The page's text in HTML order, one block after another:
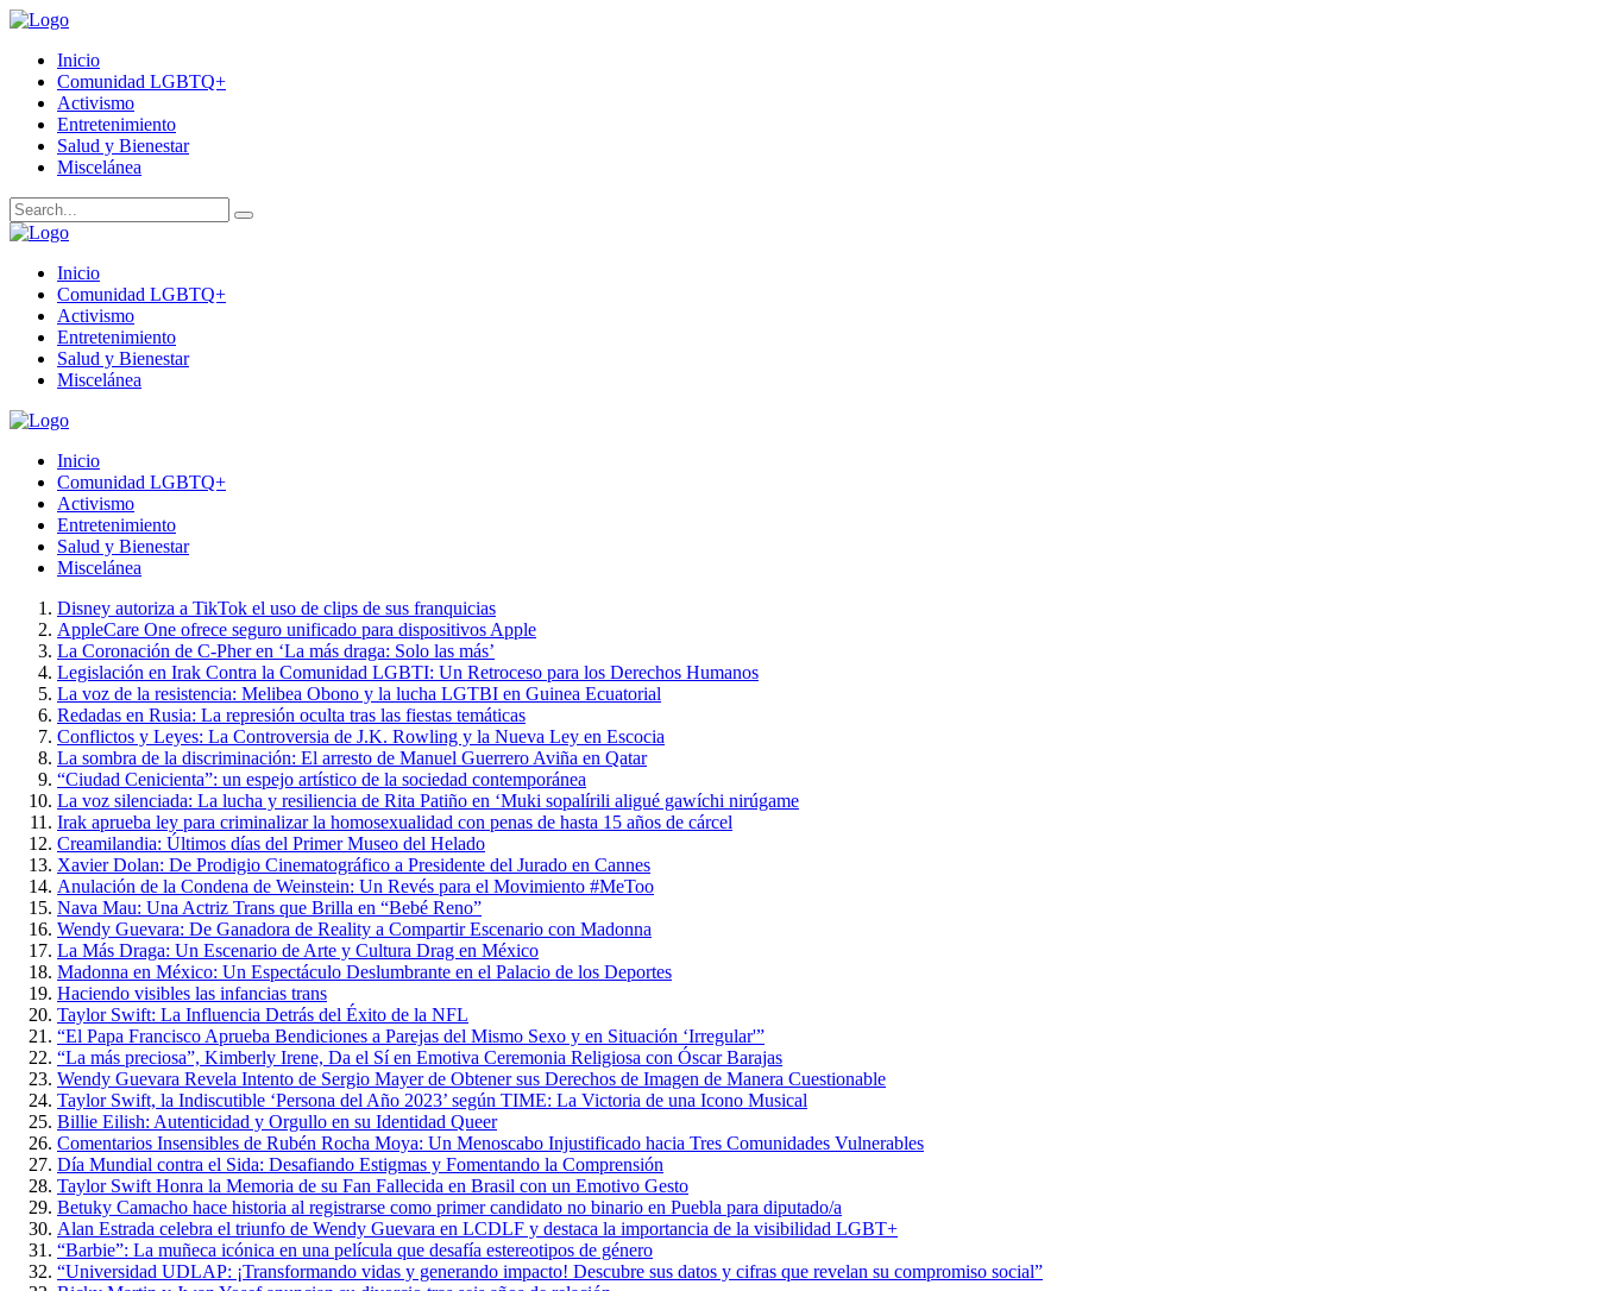
Inicio
Comunidad LGBTQ+
Activismo
Entretenimiento
Salud y Bienestar
Miscelánea
Inicio
Comunidad LGBTQ+
Activismo
Entretenimiento
Salud y Bienestar
Miscelánea
Inicio
Comunidad LGBTQ+
Activismo
Entretenimiento
Salud y Bienestar
Miscelánea
Disney autoriza a TikTok el uso de clips de sus franquicias
AppleCare One ofrece seguro unificado para dispositivos Apple
La Coronación de C-Pher en ‘La más draga: Solo las más’
Legislación en Irak Contra la Comunidad LGBTI: Un Retroceso para los Derechos Humanos
La voz de la resistencia: Melibea Obono y la lucha LGTBI en Guinea Ecuatorial
Redadas en Rusia: La represión oculta tras las fiestas temáticas
Conflictos y Leyes: La Controversia de J.K. Rowling y la Nueva Ley en Escocia
La sombra de la discriminación: El arresto de Manuel Guerrero Aviña en Qatar
“Ciudad Cenicienta”: un espejo artístico de la sociedad contemporánea
La voz silenciada: La lucha y resiliencia de Rita Patiño en ‘Muki sopalírili aligué gawíchi nirúgame
Irak aprueba ley para criminalizar la homosexualidad con penas de hasta 15 años de cárcel
Creamilandia: Últimos días del Primer Museo del Helado
Xavier Dolan: De Prodigio Cinematográfico a Presidente del Jurado en Cannes
Anulación de la Condena de Weinstein: Un Revés para el Movimiento #MeToo
Nava Mau: Una Actriz Trans que Brilla en “Bebé Reno”
Wendy Guevara: De Ganadora de Reality a Compartir Escenario con Madonna
La Más Draga: Un Escenario de Arte y Cultura Drag en México
Madonna en México: Un Espectáculo Deslumbrante en el Palacio de los Deportes
Haciendo visibles las infancias trans
Taylor Swift: La Influencia Detrás del Éxito de la NFL
“El Papa Francisco Aprueba Bendiciones a Parejas del Mismo Sexo y en Situación ‘Irregular'”
“La más preciosa”, Kimberly Irene, Da el Sí en Emotiva Ceremonia Religiosa con Óscar Barajas
Wendy Guevara Revela Intento de Sergio Mayer de Obtener sus Derechos de Imagen de Manera Cuestionable
Taylor Swift, la Indiscutible ‘Persona del Año 2023’ según TIME: La Victoria de una Icono Musical
Billie Eilish: Autenticidad y Orgullo en su Identidad Queer
Comentarios Insensibles de Rubén Rocha Moya: Un Menoscabo Injustificado hacia Tres Comunidades Vulnerables
Día Mundial contra el Sida: Desafiando Estigmas y Fomentando la Comprensión
Taylor Swift Honra la Memoria de su Fan Fallecida en Brasil con un Emotivo Gesto
Betuky Camacho hace historia al registrarse como primer candidato no binario en Puebla para diputado/a
Alan Estrada celebra el triunfo de Wendy Guevara en LCDLF y destaca la importancia de la visibilidad LGBT+
“Barbie”: La muñeca icónica en una película que desafía estereotipos de género
“Universidad UDLAP: ¡Transformando vidas y generando impacto! Descubre sus datos y cifras que revelan su compromiso social”